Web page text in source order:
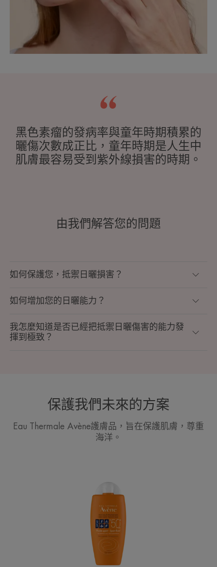
黑色素瘤的發病率與童年時期積累的
曬傷次數成正比，童年時期是人生中
肌膚最容易受到紫外線損害的時期。
由我們解答您的問題
如何保護您，抵禦日曬損害？
如何增加您的日曬能力？
我怎麼知道是否已經把抵禦日曬傷害的能力發
揮到極致？
保護我們未來的方案
Eau Thermale Avène護膚品，旨在保護肌膚，尊重
海洋。
效
爽
戶
外